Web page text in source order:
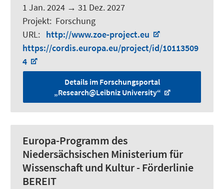
1 Jan. 2024 → 31 Dez. 2027
Projekt: Forschung
URL: http://www.zoe-project.eu
https://cordis.europa.eu/project/id/10113509
4
Details im Forschungsportal
„Research@Leibniz University“
Europa-Programm des
Niedersächsischen Ministerium für
Wissenschaft und Kultur - Förderlinie
BEREIT